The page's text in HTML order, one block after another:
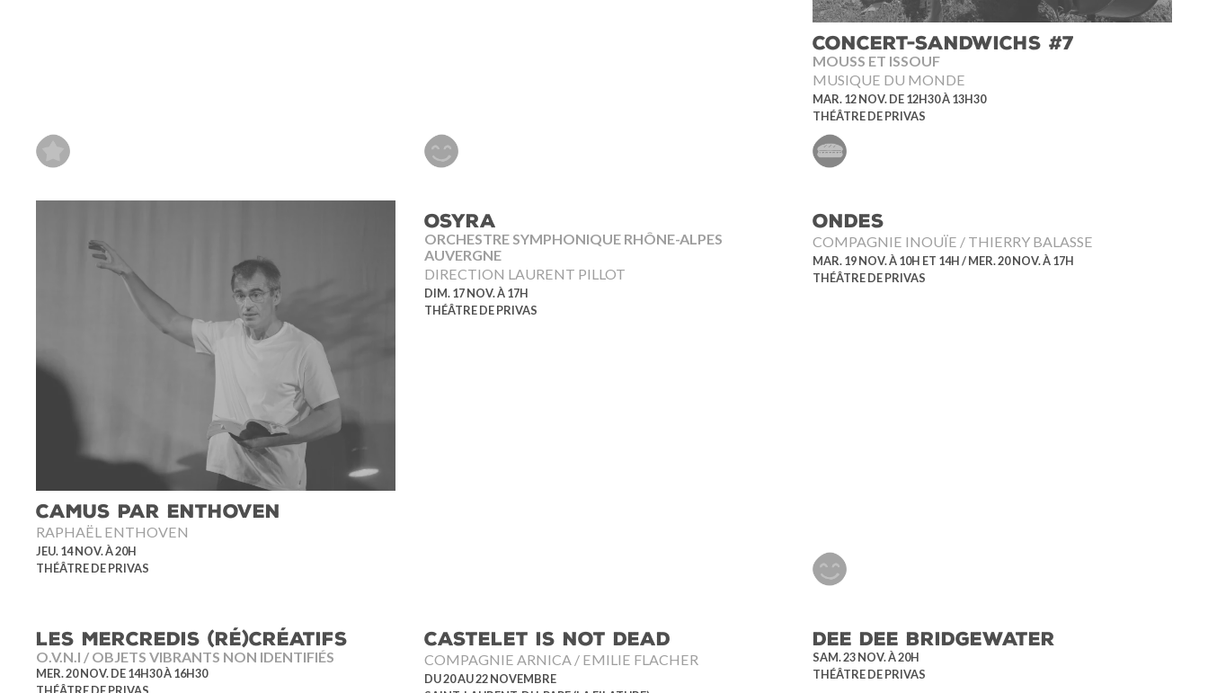
CONCERT-SANDWICHS #7
MOUSS ET ISSOUF
MUSIQUE DU MONDE
MAR. 12 NOV. DE 12H30 À 13H30
THÉÂTRE DE PRIVAS
CAMUS PAR ENTHOVEN
RAPHAËL ENTHOVEN
JEU. 14 NOV. À 20H
THÉÂTRE DE PRIVAS
OSYRA
ORCHESTRE SYMPHONIQUE RHÔNE-ALPES
AUVERGNE
DIRECTION LAURENT PILLOT
DIM. 17 NOV. À 17H
THÉÂTRE DE PRIVAS
ONDES
COMPAGNIE INOUÏE / THIERRY BALASSE
MAR. 19 NOV. À 10H ET 14H / MER. 20 NOV. À 17H
THÉÂTRE DE PRIVAS
LES MERCREDIS (RÉ)CRÉATIFS
O.V.N.I / OBJETS VIBRANTS NON IDENTIFIÉS
MER. 20 NOV. DE 14H30 À 16H30
CASTELET IS NOT DEAD
COMPAGNIE ARNICA / EMILIE FLACHER
DU 20 AU 22 NOVEMBRE
DEE DEE BRIDGEWATER
SAM. 23 NOV. À 20H
THÉÂTRE DE PRIVAS